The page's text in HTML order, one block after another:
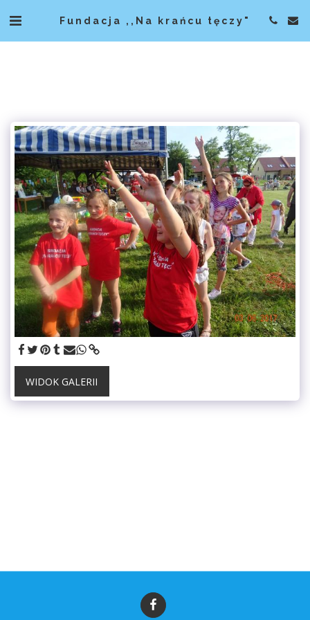
Fundacja ,,Na krańcu tęczy"
WIDOK GALERII